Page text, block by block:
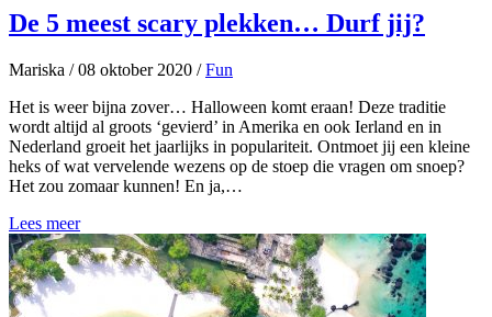
De 5 meest scary plekken… Durf jij?
Mariska /08 oktober 2020 / Fun
Het is weer bijna zover… Halloween komt eraan! Deze traditie
wordt altijd al groots ‘gevierd’ in Amerika en ook Ierland en in
Nederland groeit het jaarlijks in populariteit. Ontmoet jij een kleine
heks of wat vervelende wezens op de stoep die vragen om snoep?
Het zou zomaar kunnen! En ja,…
Lees meer